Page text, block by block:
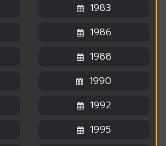
1983
1986
1988
1990
1992
1995